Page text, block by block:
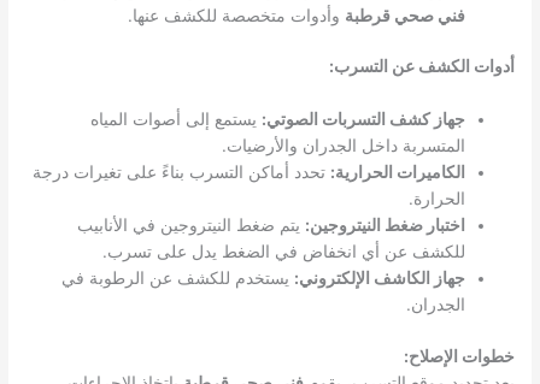
فني صحي قرطبة وأدوات متخصصة للكشف عنها.
أدوات الكشف عن التسرب:
جهاز كشف التسربات الصوتي: يستمع إلى أصوات المياه
المتسربة داخل الجدران والأرضيات.
الكاميرات الحرارية: تحدد أماكن التسرب بناءً على تغيرات درجة
الحرارة.
اختبار ضغط النيتروجين: يتم ضغط النيتروجين في الأنابيب
للكشف عن أي انخفاض في الضغط يدل على تسرب.
جهاز الكاشف الإلكتروني: يستخدم للكشف عن الرطوبة في
الجدران.
خطوات الإصلاح: